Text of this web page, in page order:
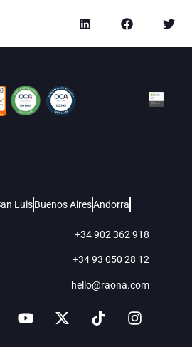
LuisBuenos AiresAndorra
+34 902 362 918
+34 93 050 28 12
hello@raona.com